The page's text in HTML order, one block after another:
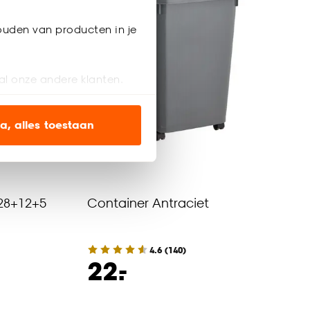
van producten in je
onze andere klanten.
om alleen de
wel of niet te
alles toestaan
Container Antraciet
4.6 (140)
22.
-